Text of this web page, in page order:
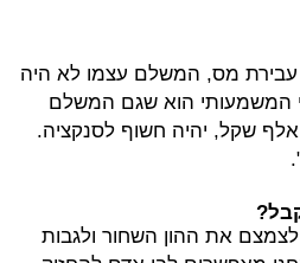
מס, המשלם עצמו לא היה
המשמעותי הוא שגם המשלם
עצמו, אם יעבור על החוק וישלם במזומן מעל 11 אלף שקל, יהיה חשוף לסנקציה.
את ההון השחור ולגבות